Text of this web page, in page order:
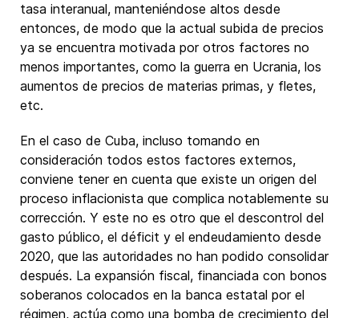
tasa interanual, manteniéndose altos desde
entonces, de modo que la actual subida de precios
ya se encuentra motivada por otros factores no
menos importantes, como la guerra en Ucrania, los
aumentos de precios de materias primas, y fletes,
etc.
En el caso de Cuba, incluso tomando en
consideración todos estos factores externos,
conviene tener en cuenta que existe un origen del
proceso inflacionista que complica notablemente su
corrección. Y este no es otro que el descontrol del
gasto público, el déficit y el endeudamiento desde
2020, que las autoridades no han podido consolidar
después. La expansión fiscal, financiada con bonos
soberanos colocados en la banca estatal por el
régimen, actúa como una bomba de crecimiento del